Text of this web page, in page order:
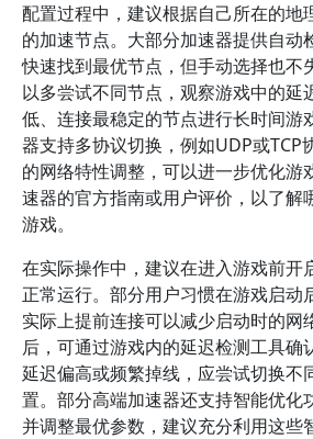
配置过程中，建议根据自己所在的地
的加速节点。大部分加速器提供自动
快速找到最优节点，但手动选择也不
以多尝试不同节点，观察游戏中的延
低、连接最稳定的节点进行长时间游
器支持多协议切换，例如UDP或TCP
的网络特性调整，可以进一步优化游
速器的官方指南或用户评价，以了解
游戏。
在实际操作中，建议在进入游戏前开
正常运行。部分用户习惯在游戏启动
实际上提前连接可以减少启动时的网
后，可通过游戏内的延迟检测工具确
延迟偏高或频繁掉线，应尝试切换不
置。部分高端加速器还支持智能优化
并调整最优参数，建议充分利用这些